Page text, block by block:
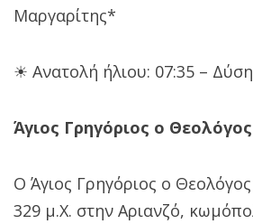
Μαργαρίτης*
☀ Ανατολή ήλιου: 07:35 –
Άγιος Γρηγόριος ο Θεολόγος
Ο Άγιος Γρηγόριος ο
329 μ.Χ. στην Αριανζό,